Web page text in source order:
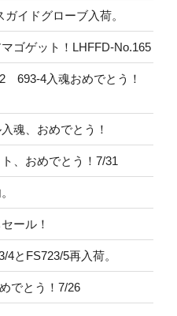
イドグローブ入荷。
ゴゲット！LHFFD-No.165
693-4入魂おめでとう！
魂、おめでとう！
、おめでとう！7/31
ール！
とFS723/5再入荷。
でとう！7/26